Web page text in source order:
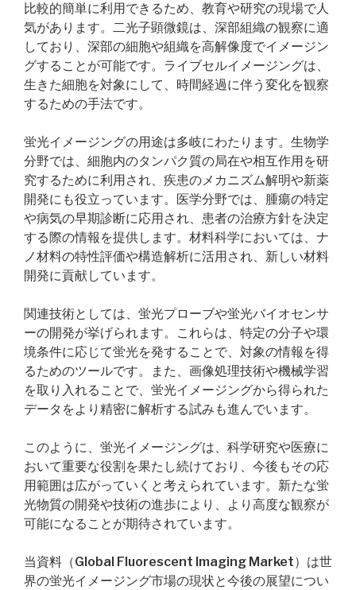
比較的簡単に利用できるため、教育や研究の現場で人
気があります。二光子顕微鏡は、深部組織の観察に適
しており、深部の細胞や組織を高解像度でイメージン
グすることが可能です。ライブセルイメージングは、
生きた細胞を対象にして、時間経過に伴う変化を観察
するための手法です。
蛍光イメージングの用途は多岐にわたります。生物学
分野では、細胞内のタンパク質の局在や相互作用を研
究するために利用され、疾患のメカニズム解明や新薬
開発にも役立っています。医学分野では、腫瘍の特定
や病気の早期診断に応用され、患者の治療方針を決定
する際の情報を提供します。材料科学においては、ナ
ノ材料の特性評価や構造解析に活用され、新しい材料
開発に貢献しています。
関連技術としては、蛍光プローブや蛍光バイオセンサ
ーの開発が挙げられます。これらは、特定の分子や環
境条件に応じて蛍光を発することで、対象の情報を得
るためのツールです。また、画像処理技術や機械学習
を取り入れることで、蛍光イメージングから得られた
データをより精密に解析する試みも進んでいます。
このように、蛍光イメージングは、科学研究や医療に
おいて重要な役割を果たし続けており、今後もその応
用範囲は広がっていくと考えられています。新たな蛍
光物質の開発や技術の進歩により、より高度な観察が
可能になることが期待されています。
当資料（Global Fluorescent Imaging Market）は世
界の蛍光イメージング市場の現状と今後の展望につい